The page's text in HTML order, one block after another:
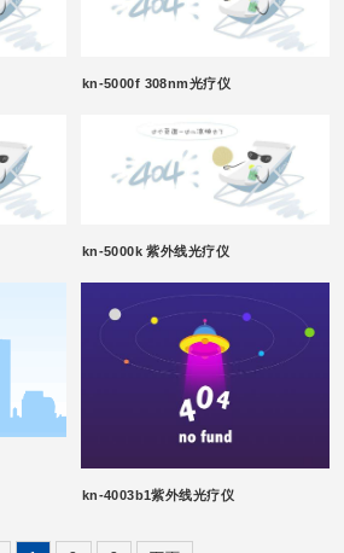
kn-5000f 308nm光疗仪
kn-5000k 紫外线光疗仪
kn-4003b1紫外线光疗仪